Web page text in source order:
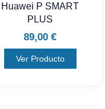
Huawei P SMART
PLUS
89,00 €
Ver Producto